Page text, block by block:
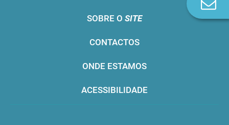
SOBRE O SITE
CONTACTOS
ONDE ESTAMOS
ACESSIBILIDADE